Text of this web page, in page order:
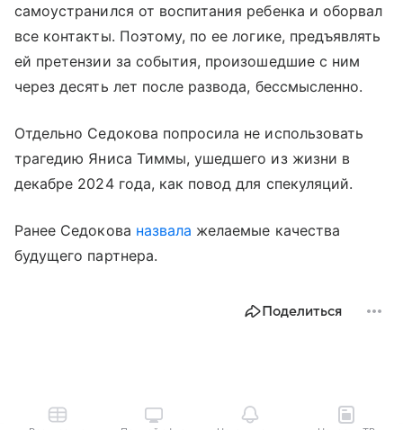
самоустранился от воспитания ребенка и оборвал
все контакты. Поэтому, по ее логике, предъявлять
ей претензии за события, произошедшие с ним
через десять лет после развода, бессмысленно.
Отдельно Седокова попросила не использовать
трагедию Яниса Тиммы, ушедшего из жизни в
декабре 2024 года, как повод для спекуляций.
Ранее Седокова назвала желаемые качества
будущего партнера.
Поделиться